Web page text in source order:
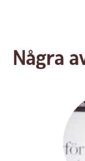
Några